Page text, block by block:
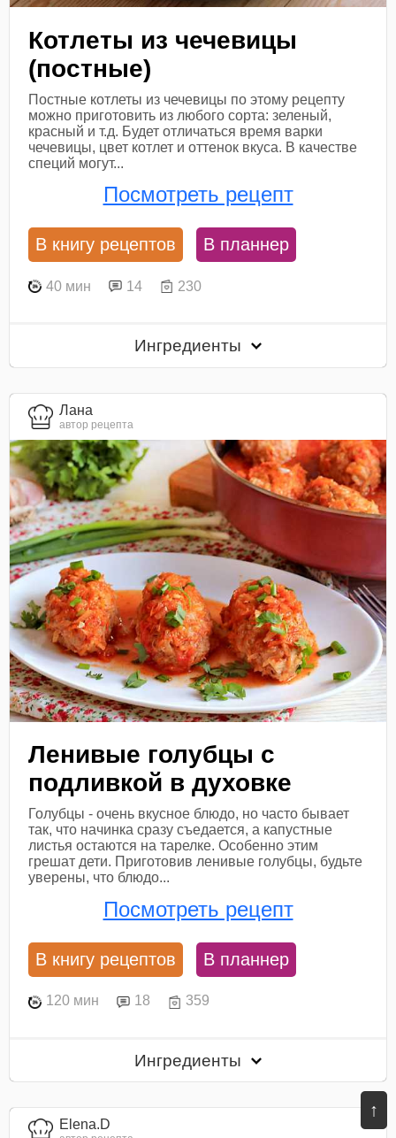
↑
Котлеты из чечевицы
(постные)
Постные котлеты из чечевицы по этому рецепту
можно приготовить из любого сорта: зеленый,
красный и т.д. Будет отличаться время варки
чечевицы, цвет котлет и оттенок вкуса. В качестве
специй могут...
Посмотреть рецепт
В книгу рецептов В планнер
40 мин 14 230
Ингредиенты
Лана
автор рецепта
Ленивые голубцы с
подливкой в духовке
Голубцы - очень вкусное блюдо, но часто бывает
так, что начинка сразу съедается, а капустные
листья остаются на тарелке. Особенно этим
грешат дети. Приготовив ленивые голубцы, будьте
уверены, что блюдо...
Посмотреть рецепт
В книгу рецептов В планнер
120 мин 18 359
Ингредиенты
Elena.D